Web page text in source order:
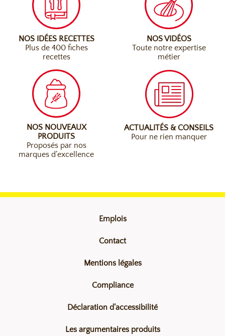
NOS IDÉES RECETTES
Plus de 400 fiches
recettes
NOS VIDÉOS
Toute notre expertise
métier
NOS NOUVEAUX
PRODUITS
Proposés par nos
marques d’excellence
ACTUALITÉS & CONSEILS
Pour ne rien manquer
Emplois
Contact
Mentions légales
Compliance
Déclaration d’accessibilité
Les argumentaires produits